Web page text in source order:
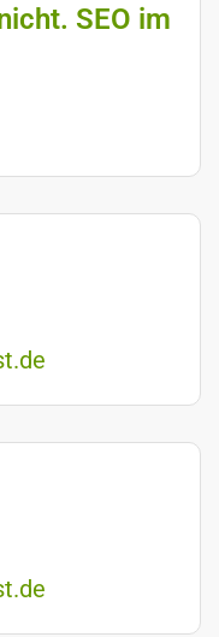
SEO im